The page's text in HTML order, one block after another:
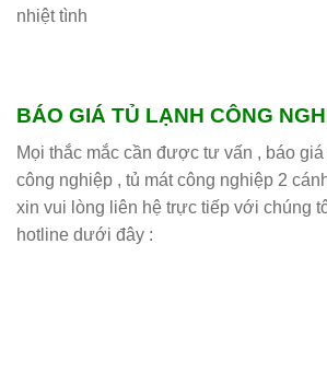
nhiệt tình
BÁO GIÁ TỦ LẠNH CÔNG
Mọi thắc mắc cần được tư vấn , báo
công nghiệp , tủ mát công nghiệp 2
xin vui lòng liên hệ trực tiếp với chúng
hotline dưới đây :